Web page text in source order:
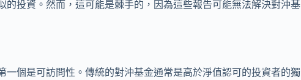
的投資。然而，這可能是棘手的，因為這些報告可能無法解決對沖基
一個是可訪問性。傳統的對沖基金通常是高於淨值認可的投資者的獨